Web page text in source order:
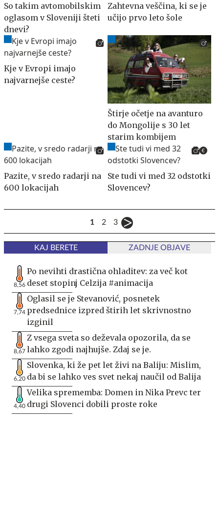
So takim avtomobilskim
oglasom v Sloveniji šteti
dnevi?
Zahtevna veščina, ki se je
učijo prvo leto šole
Kje v Evropi imajo
najvarnejše ceste?
Štirje očetje na avanturo
do Mongolije s 30 let
starim kombijem
Pazite, v sredo radarji na
600 lokacijah
Ste tudi vi med 32 odstotki
Slovencev?
1 2 3
KAJ BERETE ZADNJE OBJAVE
8,56
Po nevihti drastična ohladitev: za več kot
deset stopinj Celzija #animacija
7,74
Oglasil se je Stevanović, posnetek
predsednice izpred štirih let skrivnostno
izginil
8,67
Z vsega sveta so deževala opozorila, da se
lahko zgodi najhujše. Zdaj se je.
6,20
Slovenka, ki že pet let živi na Baliju: Mislim,
da bi se lahko ves svet nekaj naučil od Balija
4,40
Velika sprememba: Domen in Nika Prevc ter
drugi Slovenci dobili proste roke